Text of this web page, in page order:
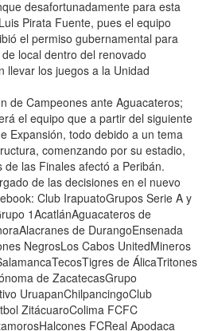
desafortunadamente para esta
Pirata Fuente, pues el equipo
el permiso gubernamental para
local dentro del renovado
llevar los juegos a la Unidad
de Campeones ante Aguacateros;
el equipo que a partir del siguiente
Expansión, todo debido a un tema
comenzando por su estadio,
las Finales afectó a Peribán.
de las decisiones en el nuevo
Club IrapuatoGrupos Serie A y
1AcatlánAguacateros de
de DurangoEnsenada
NegrosLos Cabos UnitedMineros
de ÁlicaTritones
de ZacatecasGrupo
UruapanChilpancingoClub
ZitácuaroColima FCFC
FCReal Apodaca